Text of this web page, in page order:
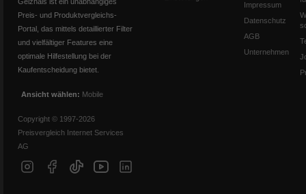
Preis- und Produktvergleichs-
Portal, das mittels detaillierter Filter
und vielfältiger Features eine
optimale Hilfestellung bei der
Kaufentscheidung bietet.
Ansicht wählen: Mobile
Copyright © 1997-2026
Preisvergleich Internet Services
AG
Impressum
Datenschutz
AGB
Unternehmen